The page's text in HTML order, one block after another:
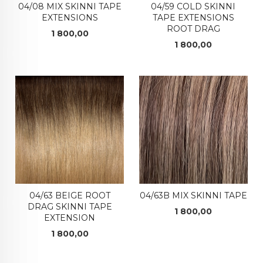
04/08 MIX SKINNI TAPE
EXTENSIONS
Pris
1 800,00
04/59 COLD SKINNI
TAPE EXTENSIONS
ROOT DRAG
Pris
1 800,00
04/63 BEIGE ROOT
DRAG SKINNI TAPE
EXTENSION
Pris
1 800,00
04/63B MIX SKINNI TAPE
Pris
1 800,00